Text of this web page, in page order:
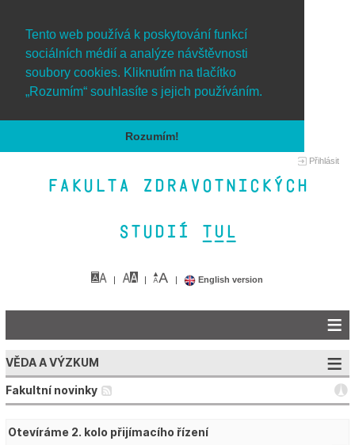
Tento web používá k poskytování funkcí
sociálních médií a analýze návštěvnosti
soubory cookies. Kliknutím na tlačítko
„Rozumím“ souhlasíte s jejich používáním.
Rozumím!
Přihlásit
Fakulta zdravotnických
studií TUL&
English version
VĚDA A VÝZKUM
Fakultní novinky
Otevíráme 2. kolo přijímacího řízení